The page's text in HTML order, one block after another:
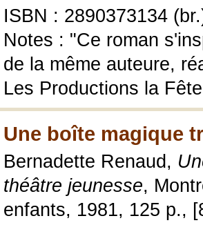
ISBN : 2890373134
Notes : "Ce roman
de la même auteure,
Les Productions la
Une boîte magique
Bernadette Renaud,
théâtre jeunesse,
enfants, 1981, 125 p.,